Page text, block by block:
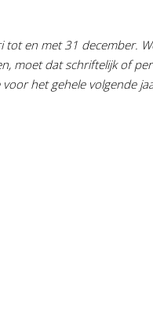
en met 31 december.
moet dat schriftelijk of
het gehele volgende